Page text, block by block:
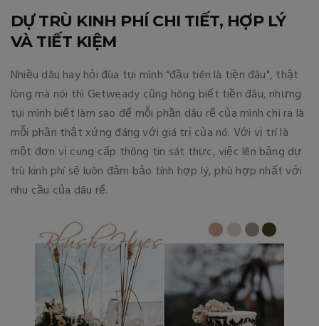
DỰ TRÙ KINH PHÍ CHI TIẾT, HỢP LÝ
VÀ TIẾT KIỆM
Nhiều dâu hay hỏi đùa tụi mình “đầu tiên là tiền đâu", thật
lòng mà nói thì Getweady cũng hông biết tiền đâu, nhưng
tụi mình biết làm sao để mỗi phần dâu rể của mình chi ra là
mỗi phần thật xứng đáng với giá trị của nó. Với vị trí là
một đơn vị cung cấp thông tin sát thực, việc lên bảng dự
trù kinh phí sẽ luôn đảm bảo tính hợp lý, phù hợp nhất với
nhu cầu của dâu rể.